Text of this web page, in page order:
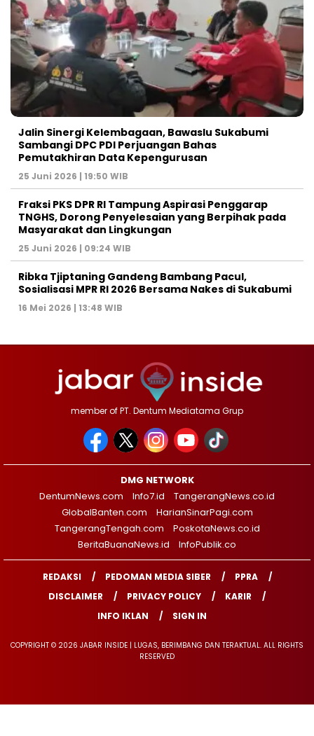
Jalin Sinergi Kelembagaan, Bawaslu Sukabumi
Sambangi DPC PDI Perjuangan Bahas
Pemutakhiran Data Kepengurusan
25 Juni 2026 | 19:50 WIB
‎Fraksi PKS DPR RI Tampung Aspirasi Penggarap
TNGHS, Dorong Penyelesaian yang Berpihak pada
Masyarakat dan Lingkungan‎
25 Juni 2026 | 09:24 WIB
Ribka Tjiptaning Gandeng Bambang Pacul,
Sosialisasi MPR RI 2026 Bersama Nakes di Sukabumi
16 Mei 2026 | 13:48 WIB
member of PT. Dentum Mediatama Grup
DMG NETWORK
DentumNews.com
Info7.id
TangerangNews.co.id
GlobalBanten.com
HarianSinarPagi.com
TangerangTengah.com
PoskotaNews.co.id
BeritaBuanaNews.id
InfoPublik.co
REDAKSI PEDOMAN MEDIA SIBER
PPRA
DISCLAIMER
PRIVACY POLICY
KARIR
INFO IKLAN
SIGN IN
COPYRIGHT © 2026 JABAR INSIDE | LUGAS, BERIMBANG DAN TERAKTUAL. ALL RIGHTS
RESERVED